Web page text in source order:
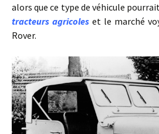
alors que ce type de véhicule
tracteurs agricoles et le marché
Rover.